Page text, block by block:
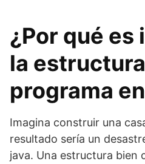
¿Por qué
la
programa
Imagina construir una
resultado sería un
java. Una estructura bien